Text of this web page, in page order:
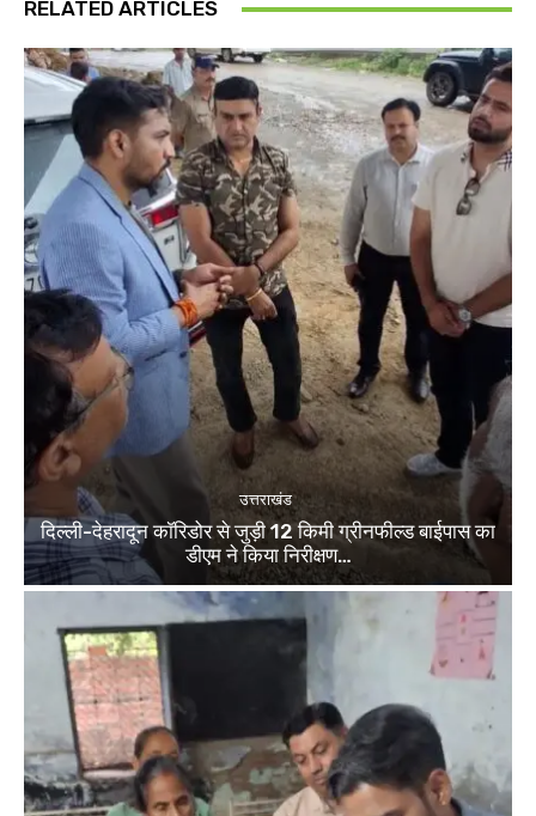
RELATED ARTICLES
उत्तराखंड
दिल्ली-देहरादून कॉरिडोर से जुड़ी 12 किमी ग्रीनफील्ड बाईपास का
डीएम ने किया निरीक्षण…